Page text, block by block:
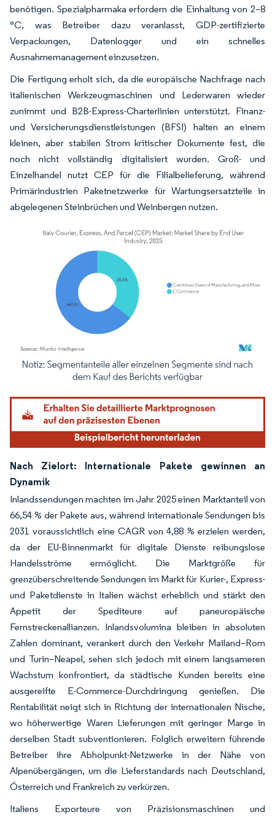
benötigen. Spezialpharmaka erfordern die Einhaltung von 2–8
°C, was Betreiber dazu veranlasst, GDP-zertifizierte
Verpackungen, Datenlogger und ein schnelles
Ausnahmemanagement einzusetzen.
Die Fertigung erholt sich, da die europäische Nachfrage nach
italienischen Werkzeugmaschinen und Lederwaren wieder
zunimmt und B2B-Express-Charterlinien unterstützt. Finanz-
und Versicherungsdienstleistungen (BFSI) halten an einem
kleinen, aber stabilen Strom kritischer Dokumente fest, die
noch nicht vollständig digitalisiert wurden. Groß- und
Einzelhandel nutzt CEP für die Filialbelieferung, während
Primärindustrien Paketnetzwerke für Wartungsersatzteile in
abgelegenen Steinbrüchen und Weinbergen nutzen.
Bild © Mordor Intelligence. Wiederverwendung erfordert Namensnennung
Nach Zielort: Internationale Pakete gewinnen an
Dynamik
Inlandssendungen machten im Jahr 2025 einen Marktanteil von
66,54 % der Pakete aus, während internationale Sendungen bis
2031 voraussichtlich eine CAGR von 4,88 % erzielen werden,
da der EU-Binnenmarkt für digitale Dienste reibungslose
Handelsströme ermöglicht. Die Marktgröße für
grenzüberschreitende Sendungen im Markt für Kurier-, Express-
und Paketdienste in Italien wächst erheblich und stärkt den
Appetit der Spediteure auf paneuropäische
Fernstreckenallianzen. Inlandsvolumina bleiben in absoluten
Zahlen dominant, verankert durch den Verkehr Mailand–Rom
und Turin–Neapel, sehen sich jedoch mit einem langsameren
Wachstum konfrontiert, da städtische Kunden bereits eine
ausgereifte E-Commerce-Durchdringung genießen. Die
Rentabilität neigt sich in Richtung der internationalen Nische,
wo höherwertige Waren Lieferungen mit geringer Marge in
derselben Stadt subventionieren. Folglich erweitern führende
Betreiber ihre Abholpunkt-Netzwerke in der Nähe von
Alpenübergängen, um die Lieferstandards nach Deutschland,
Österreich und Frankreich zu verkürzen.
Italiens Exporteure von Präzisionsmaschinen und